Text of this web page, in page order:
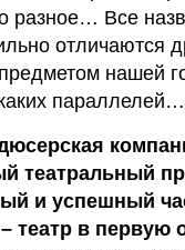
разное… Все
отличаются
нашей
параллелей…
театральный
и успешный
театр в первую